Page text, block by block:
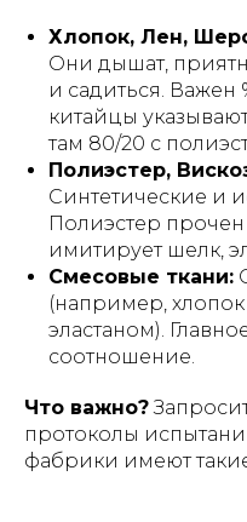
Хлопок, Лен,
Они дышат,
и садиться. Важен
китайцы
там 80/20 с
Полиэстер,
Синтетические и
Полиэстер прочен
имитирует шелк,
Смесовые ткани:
(например,
эластаном).
соотношение.
Что важно?
протоколы
фабрики имеют